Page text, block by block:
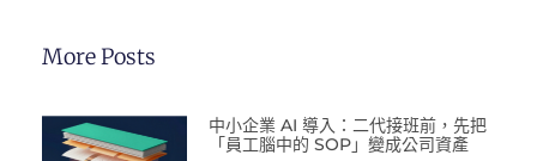
More Posts
中小企業 AI 導入：二代接班前，先把
「員工腦中的 SOP」變成公司資產